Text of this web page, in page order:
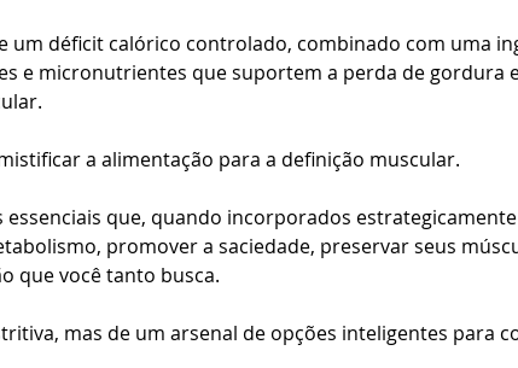
um déficit calórico controlado, combinado com uma
e micronutrientes que suportem a perda de gordura
a alimentação para a definição muscular.
que, quando incorporados
promover a saciedade, preservar seus
que você tanto busca.
mas de um arsenal de opções inteligentes para